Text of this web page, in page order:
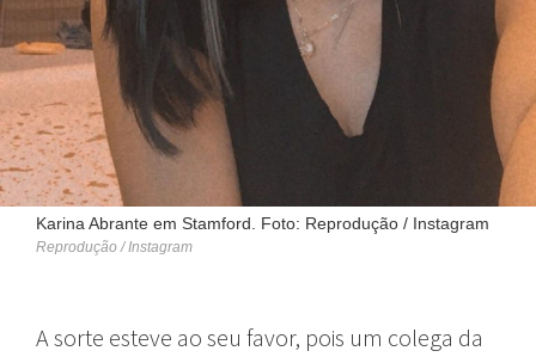
Karina Abrante em Stamford. Foto: Reprodução / Instagram
Reprodução / Instagram
A sorte esteve ao seu favor, pois um colega da